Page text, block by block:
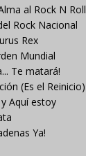
al Rock N Roll
Rock Nacional
Rex
Mundial
Te matará!
(Es el Reinicio)
Aquí estoy
Ya!